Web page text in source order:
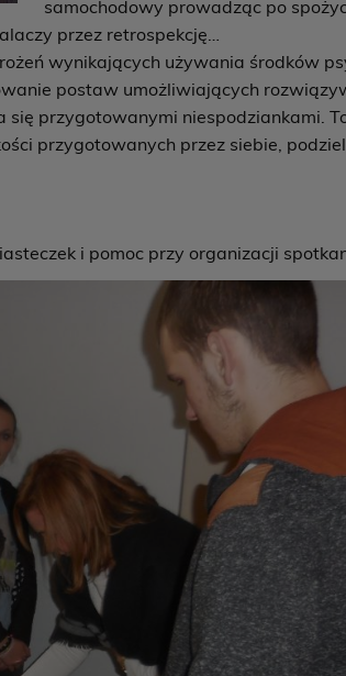
samochodowy prowadząc po
od dopalaczy przez
wynikających używania środków
postaw umożliwiających
się przygotowanymi niespodziankami.
przygotowanych przez siebie,
i pomoc przy organizacji